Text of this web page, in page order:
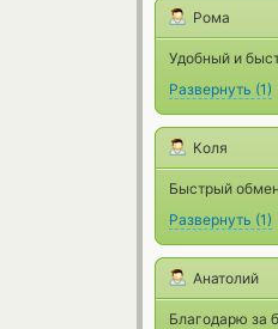
Рома
Удобный и
Развернуть (1)
Коля
Быстрый
Развернуть (1)
Анатолий
Благодарю за